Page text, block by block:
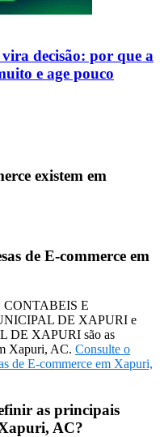
decisão: por que a
e age pouco
existem em
de E-commerce em
E
DE XAPURI e
DE XAPURI são as
Xapuri, AC. Consulte o
de E-commerce em Xapuri,
as principais
AC?